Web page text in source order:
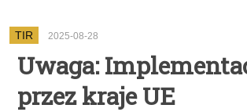
TIR 2025-08-28
Uwaga:
przez kraje UE